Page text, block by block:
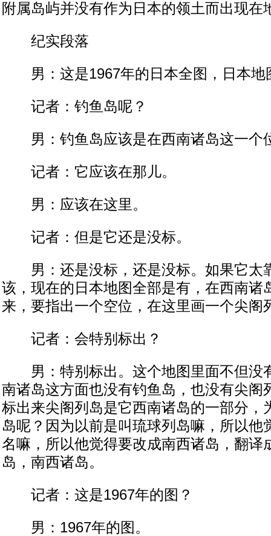
附属岛屿并没有作为日本的领土而出现在
纪实段落
男：这是1967年的日本全图，日本地
记者：钓鱼岛呢？
男：钓鱼岛应该是在西南诸岛这一个
记者：它应该在那儿。
男：应该在这里。
记者：但是它还是没标。
男：还是没标，还是没标。如果它太
该，现在的日本地图全部是有，在西南诸
来，要指出一个空位，在这里画一个尖阁
记者：会特别标出？
男：特别标出。这个地图里面不但没
南诸岛这方面也没有钓鱼岛，也没有尖阁
标出来尖阁列岛是它西南诸岛的一部分，
岛呢？因为以前是叫琉球列岛嘛，所以他
名嘛，所以他觉得要改成南西诸岛，翻译
岛，南西诸岛。
记者：这是1967年的图？
男：1967年的图。